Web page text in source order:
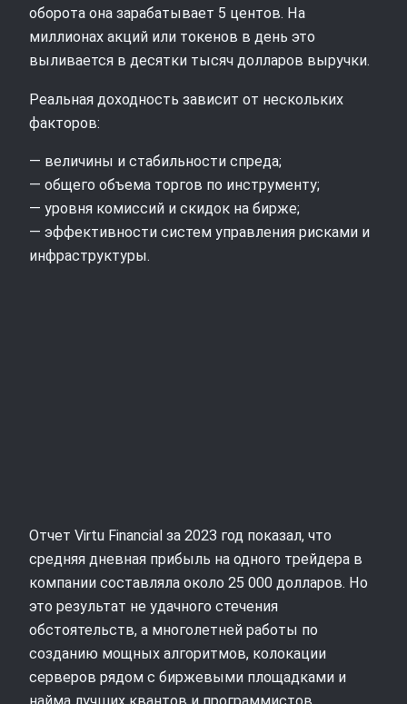
оборота она зарабатывает 5 центов. На
миллионах акций или токенов в день это
выливается в десятки тысяч долларов выручки.
Реальная доходность зависит от нескольких
факторов:
— величины и стабильности спреда;
— общего объема торгов по инструменту;
— уровня комиссий и скидок на бирже;
— эффективности систем управления рисками и
инфраструктуры.
Отчет Virtu Financial за 2023 год показал, что
средняя дневная прибыль на одного трейдера в
компании составляла около 25 000 долларов. Но
это результат не удачного стечения
обстоятельств, а многолетней работы по
созданию мощных алгоритмов, колокации
серверов рядом с биржевыми площадками и